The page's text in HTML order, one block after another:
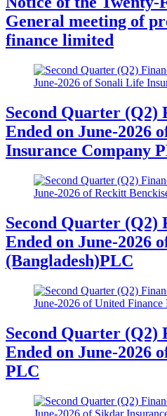
General meeting of
finance limited
Second Quarter (Q2)
Ended on June-2026
Insurance Company
Second Quarter (Q2)
Ended on June-2026
(Bangladesh)PLC
Second Quarter (Q2)
Ended on June-2026
PLC